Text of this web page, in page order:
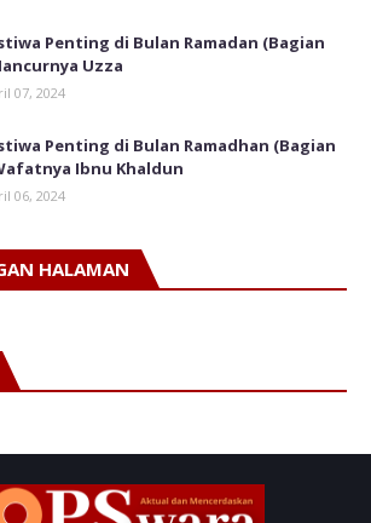
Penting di Bulan Ramadan (Bagian
Uzza
07, 2024
Penting di Bulan Ramadhan (Bagian
Ibnu Khaldun
06, 2024
HALAMAN